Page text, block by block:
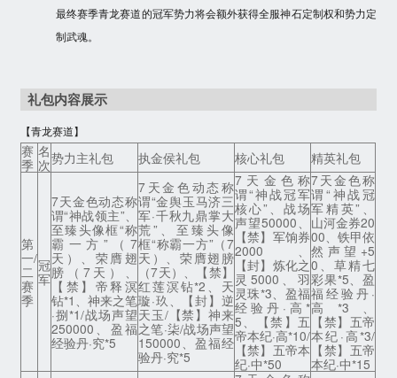
最终赛季青龙赛道的冠军势力将会额外获得全服神石定制权和势力定
制武魂。
礼包内容展示
【青龙赛道】
赛
季
名
次势力主礼包 执金侯礼包 核心礼包 精英礼包
第
一/
二
赛
季
冠
军
7天金色动态称
谓“神战领主”、
至臻头像框“称
霸一方”（7
天）、荣膺翅
膀（7天）、
【禁】帝释溟
钻*1、神来之笔
·捌*1/战场声望
250000、盈福
经验丹·究*5
7天金色动态称
谓“金舆玉马济三
军·千秋九鼎掌大
荒”、至臻头像
框“称霸一方”（7
天）、荣膺翅膀
（7天）、【禁】
红莲溟钻*2、天
璇·玖、【封】逆
天玉/【禁】神来
之笔·柒/战场声望
150000、盈福经
验丹·究*5
7天金色称
谓“神战冠军
核心”、战场
声望50000、
【禁】军饷券
2000、
【封】炼化之
灵5000、羽
灵珠*3、盈福
经验丹·高*
5、【禁】五
帝本纪·高*10/
【禁】五帝本
纪·中*50
7天金色称
谓“神战冠
军精英”、
山河金券20
00、铁甲依
然声望+5
0、草精七
彩果*5、盈
福经验丹·
高*3、
【禁】五帝
本纪·高*3/
【禁】五帝
本纪·中*15